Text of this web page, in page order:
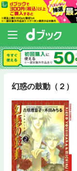
幻惑の鼓動（２）